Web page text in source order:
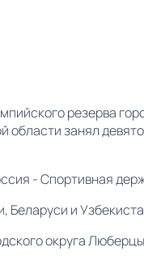
резерва
области занял
- Спортивная
Беларуси и
округа